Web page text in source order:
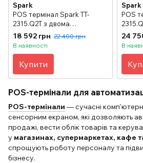
Spark
POS термінал Spark TT-
2315.Q2Т з двома
моніторами
18 592 грн 22 400 грн
В наявності
Купити
Spark
POS
24
В
POS-термінали для
POS-термінали — сучасні
сенсорним екраном, які дозволяють
продажі, вести облік товарів та
у магазинах, супермаркетах, кафе
спрощують роботу персоналу та
бізнесу.